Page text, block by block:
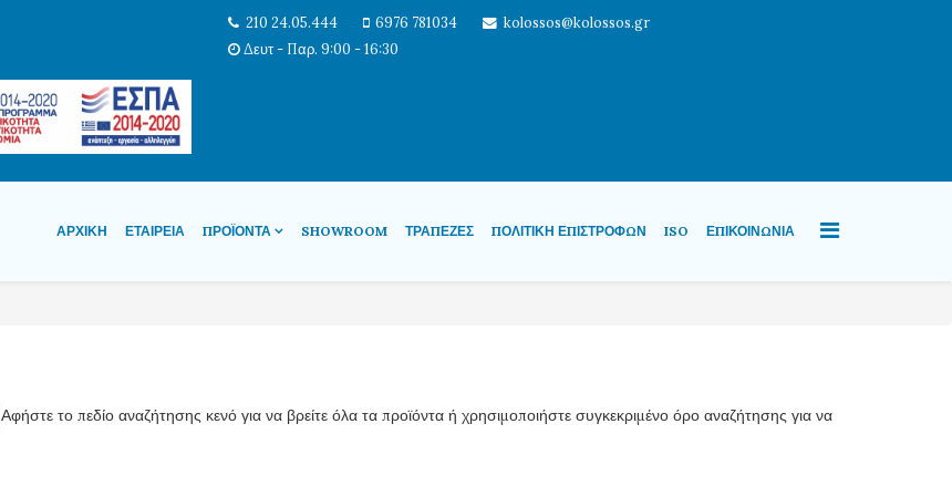
210 24.05.444 6976 781034
kolossos@kolossos.gr
Δευτ - Παρ. 9:00 - 16:30
ΑΡΧΙΚΉ ΕΤΑΙΡΕΊΑ ΠΡΟΪΌΝΤΑ SHOWROOM ΤΡΆΠΕΖΕΣ ΠΟΛΙΤΙΚΉ ΕΠΙΣΤΡΟΦΏΝ ISO ΕΠΙΚΟΙΝΩΝΊΑ
Αφήστε το πεδίο αναζήτησης κενό για να βρείτε όλα τα προϊόντα ή χρησιμοποιήστε συγκεκριμένο όρο αναζήτησης για να